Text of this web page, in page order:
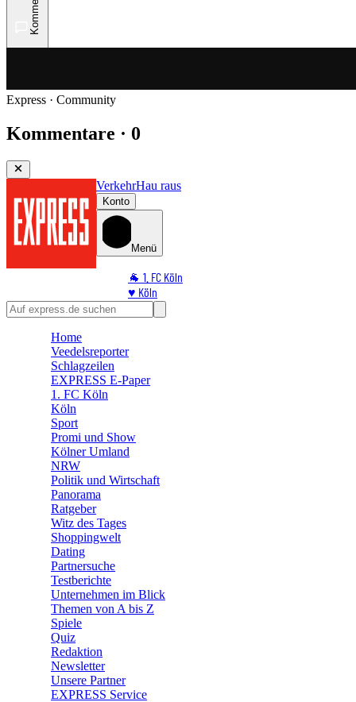
Express · Community
Kommentare · 0
VerkehrHau raus
Konto
Menü
🐐 1. FC Köln
♥️ Köln
⭐ Promi
🛒 Shoppingwelt
Home
Veedelsreporter
Schlagzeilen
EXPRESS E-Paper
1. FC Köln
Köln
Sport
Promi und Show
Kölner Umland
NRW
Politik und Wirtschaft
Panorama
Ratgeber
Witz des Tages
Shoppingwelt
Dating
Partnersuche
Testberichte
Unternehmen im Blick
Themen von A bis Z
Spiele
Quiz
Redaktion
Newsletter
Unsere Partner
EXPRESS Service